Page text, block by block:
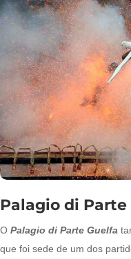
Palagio di Parte
O Palagio di Parte Guelfa
que foi sede de um dos